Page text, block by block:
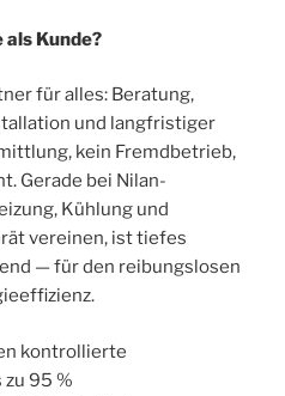
als Kunde?
für alles: Beratung,
und langfristiger
kein Fremdbetrieb,
Gerade bei Nilan-
Kühlung und
vereinen, ist tiefes
— für den reibungslosen
kontrollierte
95 %